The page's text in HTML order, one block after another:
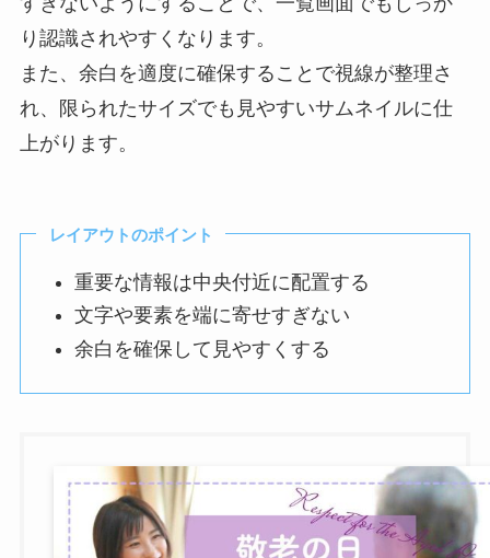
り認識されやすくなります。
また、余白を適度に確保することで視線が整理さ
れ、限られたサイズでも見やすいサムネイルに仕
上がります。
レイアウトのポイント
重要な情報は中央付近に配置する
文字や要素を端に寄せすぎない
余白を確保して見やすくする